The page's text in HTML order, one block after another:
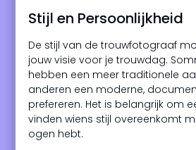
Stijl en Persoonlijkheid
De stijl van de trouwfotograaf
jouw visie voor je trouwdag.
hebben een meer traditionele
anderen een moderne,
prefereren. Het is belangrijk om
vinden wiens stijl overeenkomt
ogen hebt.